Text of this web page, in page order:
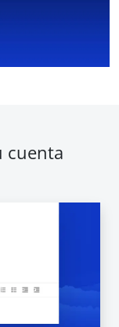
cuenta